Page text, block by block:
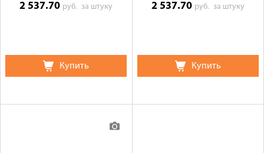
2 537.70 руб.за штуку
Купить
2 537.70 руб. за штуку
Купить